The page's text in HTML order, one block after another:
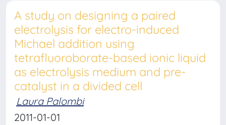
A study on designing a paired
electrolysis for electro-induced
Michael addition using
tetrafluoroborate-based ionic liquid
as electrolysis medium and pre-
catalyst in a divided cell
Laura Palombi
2011-01-01